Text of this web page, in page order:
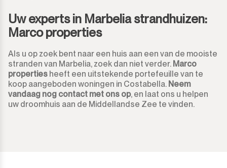
Uw experts in Marbelia strandhuizen:
Marco properties
Als u op zoek bent naar een huis aan een van de mooiste
stranden van Marbelia, zoek dan niet verder. Marco
properties heeft een uitstekende portefeuille van te
koop aangeboden woningen in Costabella. Neem
vandaag nog contact met ons op, en laat ons u helpen
uw droomhuis aan de Middellandse Zee te vinden.